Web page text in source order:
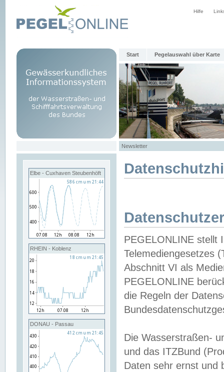
Hilfe
Start Pegelauswahl über Karte
Newsletter
Elbe - Cuxhaven Steubenhöft
RHEIN - Koblenz
DONAU - Passau
PEGELONLINE stellt
Telemediengesetzes
Abschnitt VI als
PEGELONLINE
die Regeln der
Die Wasserstraßen-
und das ITZBund
Daten sehr ernst und